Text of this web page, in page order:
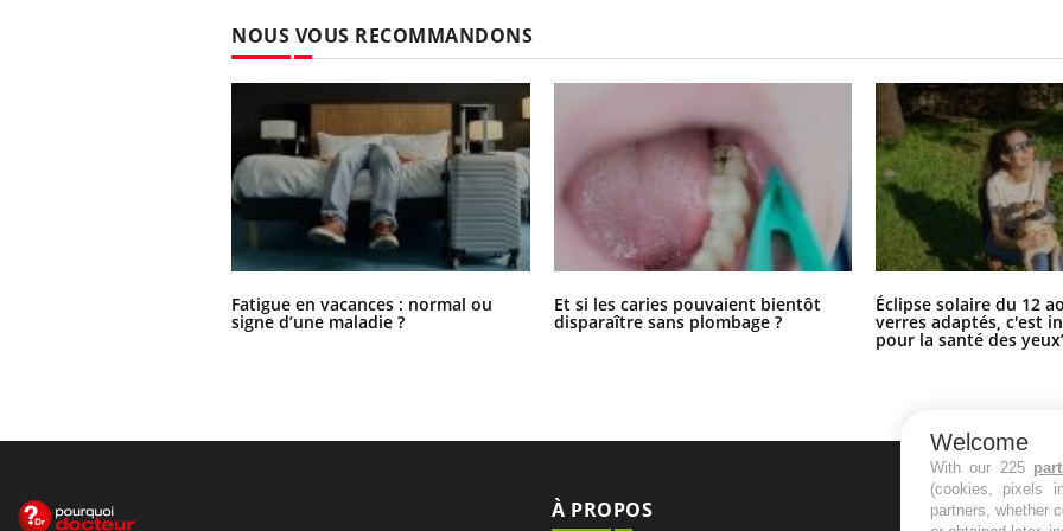
NOUS VOUS RECOMMANDONS
Fatigue en vacances : normal ou
signe d’une maladie ?
Et si les caries pouvaient bientôt
disparaître sans plombage ?
Éclipse solaire du 12
verres adaptés, c'est
pour la santé des
À PROPOS
Welcome
With our 225
(cookies, pixels
partners, whether